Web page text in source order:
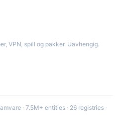
VPN, spill og pakker. Uavhengig.
· 7.5M+ entities · 26 registries ·